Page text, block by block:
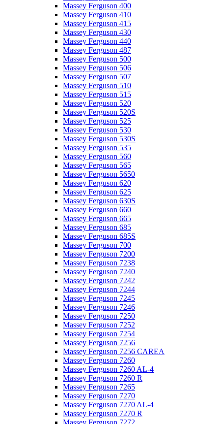
Massey Ferguson 400
Massey Ferguson 410
Massey Ferguson 415
Massey Ferguson 430
Massey Ferguson 440
Massey Ferguson 487
Massey Ferguson 500
Massey Ferguson 506
Massey Ferguson 507
Massey Ferguson 510
Massey Ferguson 515
Massey Ferguson 520
Massey Ferguson 520S
Massey Ferguson 525
Massey Ferguson 530
Massey Ferguson 530S
Massey Ferguson 535
Massey Ferguson 560
Massey Ferguson 565
Massey Ferguson 5650
Massey Ferguson 620
Massey Ferguson 625
Massey Ferguson 630S
Massey Ferguson 660
Massey Ferguson 665
Massey Ferguson 685
Massey Ferguson 685S
Massey Ferguson 700
Massey Ferguson 7200
Massey Ferguson 7238
Massey Ferguson 7240
Massey Ferguson 7242
Massey Ferguson 7244
Massey Ferguson 7245
Massey Ferguson 7246
Massey Ferguson 7250
Massey Ferguson 7252
Massey Ferguson 7254
Massey Ferguson 7256
Massey Ferguson 7256 CAREA
Massey Ferguson 7260
Massey Ferguson 7260 AL-4
Massey Ferguson 7260 R
Massey Ferguson 7265
Massey Ferguson 7270
Massey Ferguson 7270 AL-4
Massey Ferguson 7270 R
Massey Ferguson 7272